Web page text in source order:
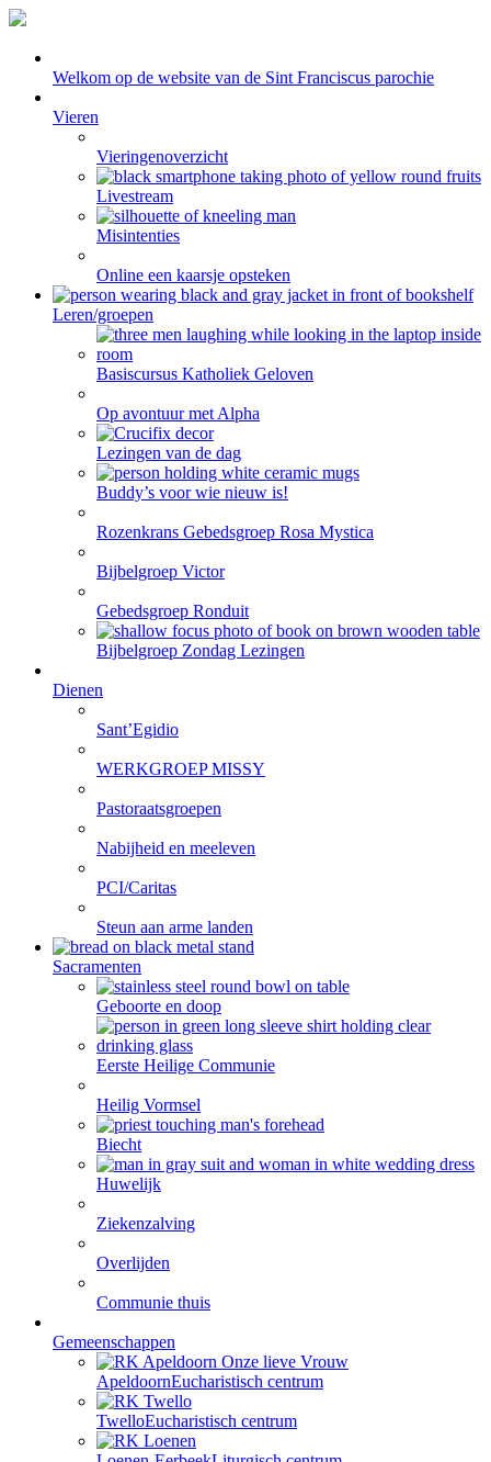
Welkom op de website van de Sint Franciscus parochie
Vieren
Vieringenoverzicht
Livestream
Misintenties
Online een kaarsje opsteken
Leren/groepen
Basiscursus Katholiek Geloven
Op avontuur met Alpha
Lezingen van de dag
Buddy’s voor wie nieuw is!
Rozenkrans Gebedsgroep Rosa Mystica
Bijbelgroep Victor
Gebedsgroep Ronduit
Bijbelgroep Zondag Lezingen
Dienen
Sant’Egidio
WERKGROEP MISSY
Pastoraatsgroepen
Nabijheid en meeleven
PCI/Caritas
Steun aan arme landen
Sacramenten
Geboorte en doop
Eerste Heilige Communie
Heilig Vormsel
Biecht
Huwelijk
Ziekenzalving
Overlijden
Communie thuis
Gemeenschappen
ApeldoornEucharistisch centrum
TwelloEucharistisch centrum